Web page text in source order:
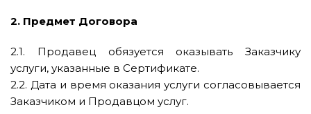
2. Предмет Договора
2.1. Продавец обязуется оказывать Заказчику
услуги, указанные в Сертификате.
2.2. Дата и время оказания услуги согласовывается
Заказчиком и Продавцом услуг.